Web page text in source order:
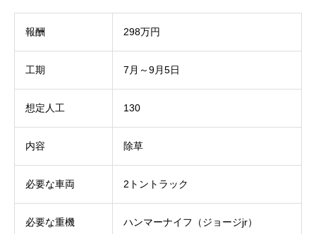
報酬 298万円
工期 7月～9月5日
想定人工 130
内容 除草
必要な車両 2トントラック
必要な重機 ハンマーナイフ（ジョージjr）